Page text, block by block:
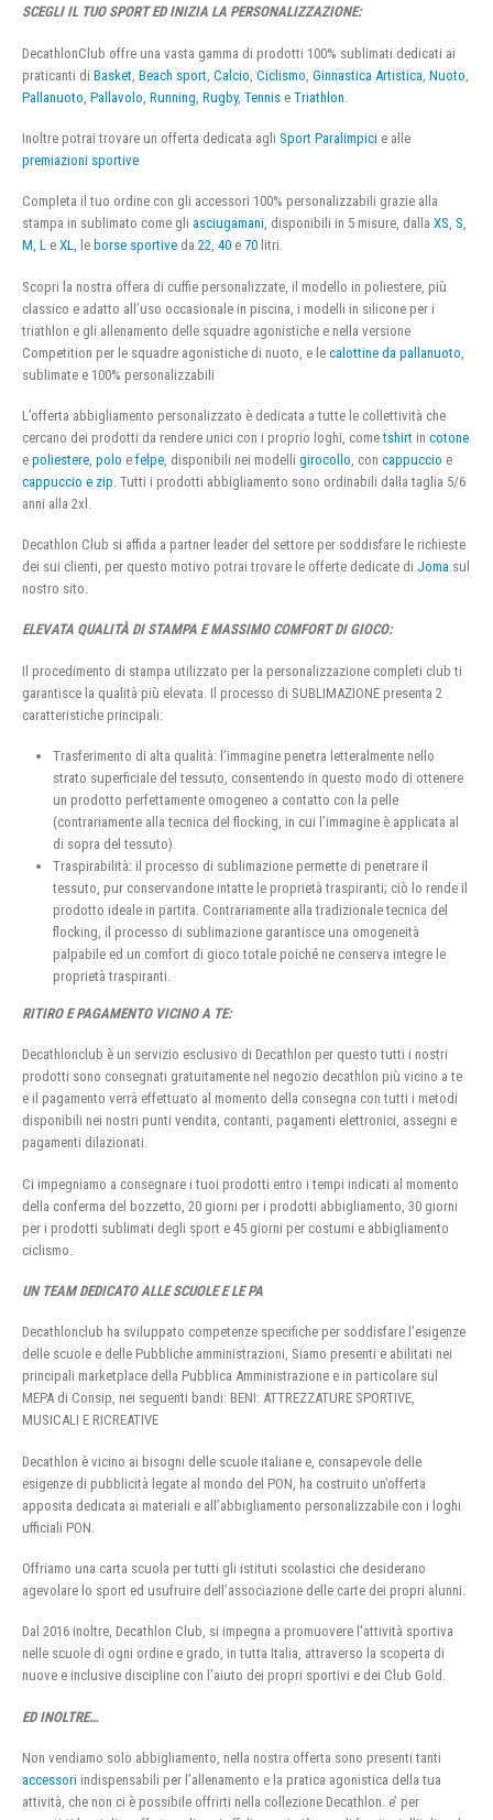
SCEGLI IL TUO SPORT ED INIZIA LA PERSONALIZZAZIONE:
DecathlonClub offre una vasta gamma di prodotti 100% sublimati dedicati ai
praticanti di Basket Beach sport Calcio Ciclismo Ginnastica Artistica Nuoto
Pallanuoto Pallavolo Running Rugby, Tennis e Triathlon
Inoltre potrai trovare un offerta dedicata agli Sport Paralimpici e alle
premiazioni sportive
Completa il tuo ordine con gli accessori 100% personalizzabili grazie alla
stampa in sublimato come gli asciugamani, disponibili in 5 misure, dalla XS, S,
M, L e XL, le borse sportive da 22, 40 e 70 litri.
Scopri la nostra offera di cuffie personalizzate, il modello in poliestere, più
classico e adatto all’uso occasionale in piscina, i modelli in silicone per i
triathlon e gli allenamento delle squadre agonistiche e nella versione
Competition per le squadre agonistiche di nuoto, e le calottine da pallanuoto
sublimate e 100% personalizzabili
L’offerta abbigliamento personalizzato è dedicata a tutte le collettività che
cercano dei prodotti da rendere unici con i proprio loghi, cometshirt in cotone
e poliestere polo e felpe , disponibili nei modelli girocollo , con cappuccio e
cappuccio e zip . Tutti i prodotti abbigliamento sono ordinabili dalla taglia 5/6
anni alla 2xl.
Decathlon Club si affida a partner leader del settore per soddisfare le richieste
dei sui clienti, per questo motivo potrai trovare le offerte dedicate di Joma sul
nostro sito.
ELEVATA QUALITÀ DI STAMPA E MASSIMO COMFORT DI GIOCO:
Il procedimento di stampa utilizzato per la personalizzazione completi club ti
garantisce la qualità più elevata. Il processo di SUBLIMAZIONE presenta 2
caratteristiche principali:
Trasferimento di alta qualità: l’immagine penetra letteralmente nello
strato superficiale del tessuto, consentendo in questo modo di ottenere
un prodotto perfettamente omogeneo a contatto con la pelle
(contrariamente alla tecnica del flocking, in cui l’immagine è applicata al
di sopra del tessuto).
Traspirabilità: il processo di sublimazione permette di penetrare il
tessuto, pur conservandone intatte le proprietà traspiranti; ciò lo rende il
prodotto ideale in partita. Contrariamente alla tradizionale tecnica del
flocking, il processo di sublimazione garantisce una omogeneità
palpabile ed un comfort di gioco totale poiché ne conserva integre le
proprietà traspiranti.
RITIRO E PAGAMENTO VICINO A TE:
Decathlonclub è un servizio esclusivo di Decathlon per questo tutti i nostri
prodotti sono consegnati gratuitamente nel negozio decathlon più vicino a te
e il pagamento verrà effettuato al momento della consegna con tutti i metodi
disponibili nei nostri punti vendita, contanti, pagamenti elettronici, assegni e
pagamenti dilazionati.
Ci impegniamo a consegnare i tuoi prodotti entro i tempi indicati al momento
della conferma del bozzetto, 20 giorni per i prodotti abbigliamento, 30 giorni
per i prodotti sublimati degli sport e 45 giorni per costumi e abbigliamento
ciclismo.
UN TEAM DEDICATO ALLE SCUOLE E LE PA
Decathlonclub ha sviluppato competenze specifiche per soddisfare l’esigenze
delle scuole e delle Pubbliche amministrazioni, Siamo presenti e abilitati nei
principali marketplace della Pubblica Amministrazione e in particolare sul
MEPA di Consip, nei seguenti bandi: BENI: ATTREZZATURE SPORTIVE,
MUSICALI E RICREATIVE
Decathlon è vicino ai bisogni delle scuole italiane e, consapevole delle
esigenze di pubblicità legate al mondo del PON, ha costruito un’offerta
apposita dedicata ai materiali e all’abbigliamento personalizzabile con i loghi
ufficiali PON.
Offriamo una carta scuola per tutti gli istituti scolastici che desiderano
agevolare lo sport ed usufruire dell’associazione delle carte dei propri alunni.
Dal 2016 inoltre, Decathlon Club, si impegna a promuovere l’attività sportiva
nelle scuole di ogni ordine e grado, in tutta Italia, attraverso la scoperta di
nuove e inclusive discipline con l’aiuto dei propri sportivi e dei Club Gold.
ED INOLTRE…
Non vendiamo solo abbigliamento, nella nostra offerta sono presenti tanti
accessori indispensabili per l’allenamento e la pratica agonistica della tua
attività, che non ci è possibile offrirti nella collezione Decathlon. e’ per